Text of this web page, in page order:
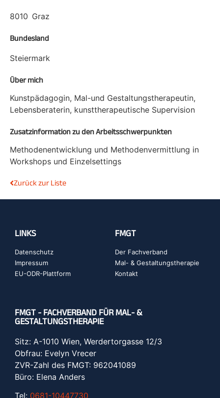
8010 Graz
Bundesland
Steiermark
Über mich
Kunstpädagogin, Mal-und Gestaltungstherapeutin,
Lebensberaterin, kunsttherapeutische Supervision
Zusatzinformation zu den Arbeitsschwerpunkten
Methodenentwicklung und Methodenvermittlung in
Workshops und Einzelsettings
Zurück zur Liste
LINKS
Datenschutz
Impressum
EU-ODR-Plattform
FMGT
Der Fachverband
Mal- & Gestaltungstherapie
Kontakt
FMGT - FACHVERBAND FÜR MAL- &
GESTALTUNGSTHERAPIE
Sitz: A-1010 Wien, Werdertorgasse 12/3
Obfrau: Evelyn Vrecer
ZVR-Zahl des FMGT: 962041089
Büro: Elena Anders
Tel: 0681-10447730